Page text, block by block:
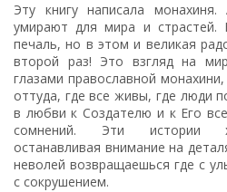
Эту книгу написала
умирают для мира и
печаль, но в этом и великая
второй раз! Это взгляд на
глазами православной
оттуда, где все живы, где люди
в любви к Создателю и к Его
сомнений. Эти истории
останавливая внимание на
неволей возвращаешься где с
с сокрушением.